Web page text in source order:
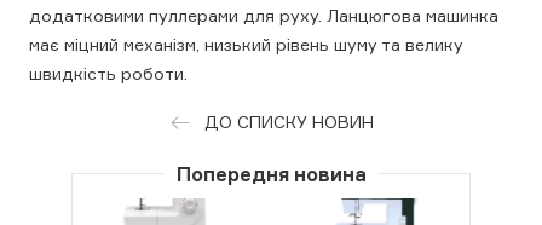
додатковими пуллерами для руху. Ланцюгова машинка
має міцний механізм, низький рівень шуму та велику
швидкість роботи.
ДО СПИСКУ НОВИН
Попередня новина